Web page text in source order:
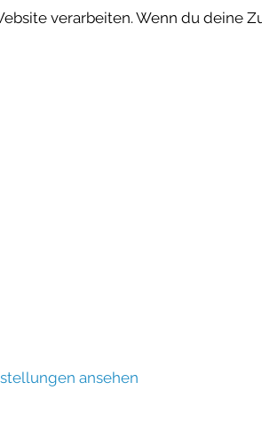
verarbeiten. Wenn du deine
ansehen